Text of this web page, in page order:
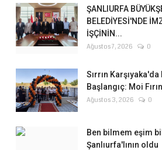
ŞANLIURFA
BELEDİYESİ'NDE
İŞÇİNİN...
Ağustos 7, 2026 0
Sırrın
Başlangıç: Moi
Ağustos 3, 2026 0
Ben bilmem eşim
Şanlıurfa'lının oldu